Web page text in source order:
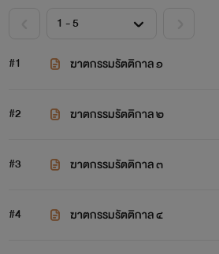
#1 ฆาตกรรมรัตติกาล ๑
#2 ฆาตกรรมรัตติกาล ๒
#3 ฆาตกรรมรัตติกาล ๓
#4 ฆาตกรรมรัตติกาล ๔